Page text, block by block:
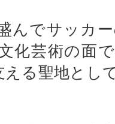
んでサッカ
化芸術の面
る聖地とし